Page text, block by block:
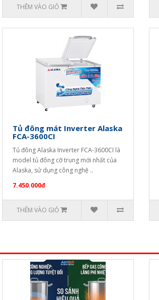
THÊM VÀO GIỎ
Tủ đông mát Inverter Alaska
FCA-3600CI
Tủ đông Alaska Inverter FCA-3600CI là
model tủ đông cỡ trung mới nhất của
Alaska, sử dụng công nghệ ..
7.450.000đ
THÊM VÀO GIỎ